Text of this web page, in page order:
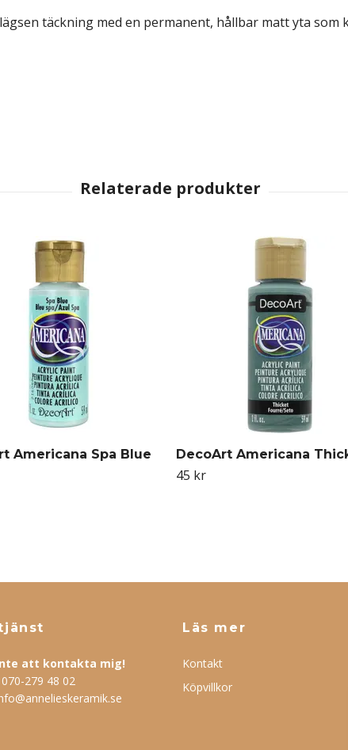
täckning med en permanent, hållbar matt yta som
Americana Spa Blue DecoArt Americana
45 kr
att kontakta mig!
070-279 48 02
Läs mer
Kontakt
Köpvillkor